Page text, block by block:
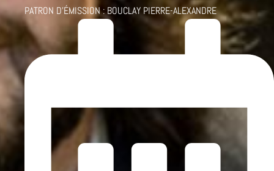
PATRON D'ÉMISSION : BOUCLAY PIERRE-ALEXANDRE